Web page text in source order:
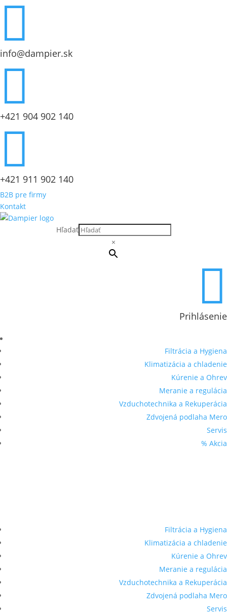

info@dampier.sk

+421 904 902 140

+421 911 902 140
B2B pre firmy
Kontakt
Hľadať
×

Prihlásenie
Filtrácia a Hygiena
Klimatizácia a chladenie
Kúrenie a Ohrev
Meranie a regulácia
Vzduchotechnika a Rekuperácia
Zdvojená podlaha Mero
Servis
% Akcia
Filtrácia a Hygiena
Klimatizácia a chladenie
Kúrenie a Ohrev
Meranie a regulácia
Vzduchotechnika a Rekuperácia
Zdvojená podlaha Mero
Servis